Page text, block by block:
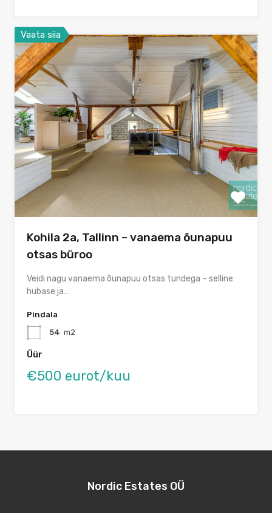
Vaata siia
Kohila 2a, Tallinn – vanaema õunapuu
otsas büroo
Veidi nagu vanaema õunapuu otsas tundega – selline
hubase ja…
Pindala
54 m2
Üür
€500 eurot/kuu
Nordic Estates OÜ